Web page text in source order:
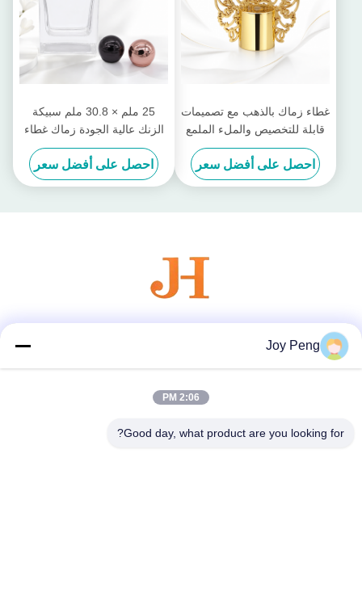
غطاء زماك بالذهب مع تصميمات
قابلة للتخصيص والملء الملمع
بالمرايا
احصل على أفضل سعر
25 ملم × 30.8 ملم سبيكة
الزنك عالية الجودة زماك غطاء
العطور مع اللون الملاعق
احصل على أفضل سعر
Joy Peng
2:06 PM
Good day, what product are you looking for?